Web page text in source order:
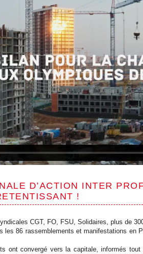
D’ACTION INTER
!
CGT, FO, FSU, Solidaires, plus de
les 86 rassemblements et manifestations en
ont convergé vers la capitale, informés